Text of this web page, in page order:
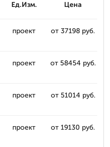
Ед.Изм. Цена
проект от 37198 руб.
проект от 58454 руб.
проект от 51014 руб.
проект от 19130 руб.